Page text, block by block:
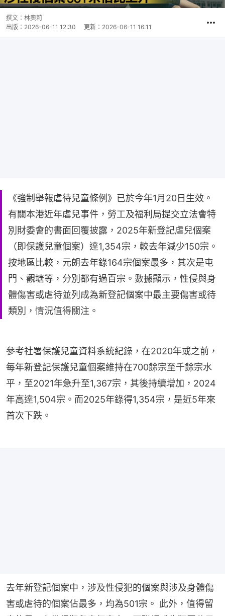
撰文： 林奧莉
出版： 2026-06-11 12:30 更新： 2026-06-11 16:11
《強制舉報虐待兒童條例》已於今年1月20日生效。
有關本港近年虐兒事件，勞工及福利局提交立法會特
別財委會的書面回覆披露，2025年新登記虐兒個案
（即保護兒童個案）達1,354宗，較去年減少150宗。
按地區比較，元朗去年錄164宗個案最多，其次是屯
門、觀塘等，分別都有過百宗。數據顯示，性侵與身
體傷害或虐待並列成為新登記個案中最主要傷害或待
類別，情況值得關注。
參考社署保護兒童資料系統紀錄，在2020年或之前，
每年新登記保護兒童個案維持在700餘宗至千餘宗水
平，至2021年急升至1,367宗，其後持續增加，2024
年高達1,504宗。而2025年錄得1,354宗，是近5年來
首次下跌。
去年新登記個案中，涉及性侵犯的個案與涉及身體傷
害或虐待的個案佔最多，均為501宗。 此外，值得留